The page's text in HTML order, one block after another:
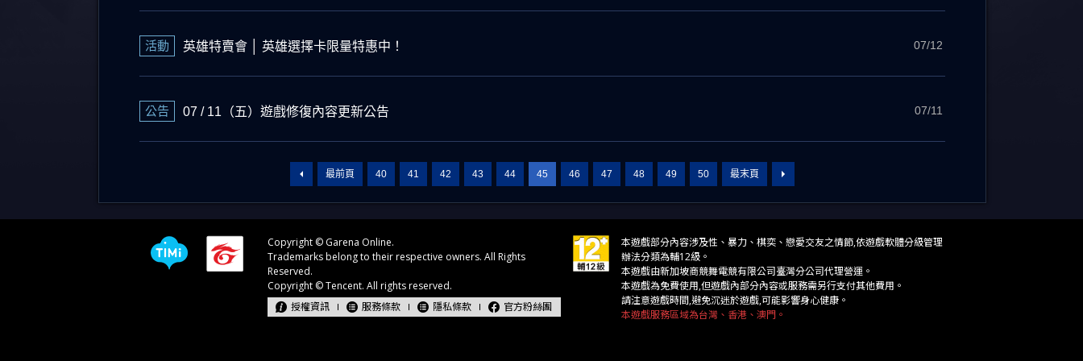
活動 英雄特賣會 │ 英雄選擇卡限量特惠中！ 07/12
公告 07 / 11（五）遊戲修復內容更新公告 07/11
最前頁 40 41 42 43 44 45 46 47 48 49 50 最末頁
授權資訊 服務條款 隱私條款 官方粉絲團
本遊戲服務區域為台灣、香港、澳門。